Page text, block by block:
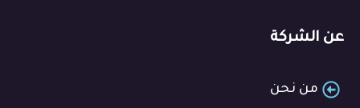
عن الشركة
من نحن